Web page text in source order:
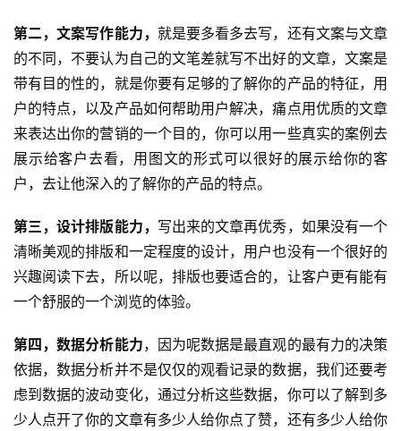
第二，文案写作能力， 就是要多看多去写，还有文案与文章
的不同，不要认为自己的文笔差就写不出好的文章，文案是
带有目的性的，就是你要有足够的了解你的产品的特征，用
户的特点，以及产品如何帮助用户解决，痛点用优质的文章
来表达出你的营销的一个目的，你可以用一些真实的案例去
展示给客户去看，用图文的形式可以很好的展示给你的客
户，去让他深入的了解你的产品的特点。
第三，设计排版能力， 写出来的文章再优秀，如果没有一个
清晰美观的排版和一定程度的设计，用户也没有一个很好的
兴趣阅读下去，所以呢，排版也要适合的，让客户更有能有
一个舒服的一个浏览的体验。
第四，数据分析能力，因为呢数据是最直观的最有力的决策
依据，数据分析并不是仅仅的观看记录的数据，我们还要考
虑到数据的波动变化，通过分析这些数据，你可以了解到多
少人点开了你的文章有多少人给你点了赞，还有多少人给你